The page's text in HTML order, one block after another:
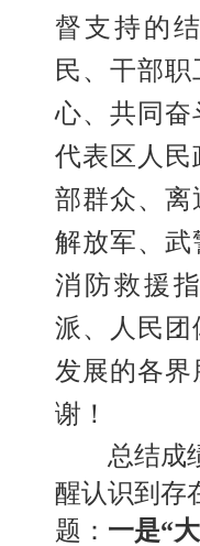
督支持的
民、 干部职
心、 共同奋
代表区人民
部群众、 离
解放军、 武
消防救援
派、
人民
发展的各界
谢！
总结成绩
醒认识到存
题： 一是“